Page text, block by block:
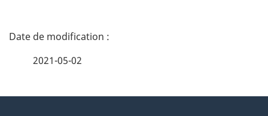
D
2021-05-02